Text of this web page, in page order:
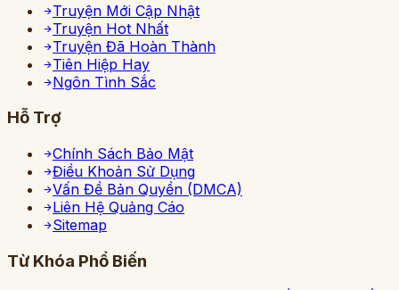
Truyện Mới Cập Nhật
Truyện Hot Nhất
Truyện Đã Hoàn Thành
Tiên Hiệp Hay
Ngôn Tình Sắc
Hỗ Trợ
Chính Sách Bảo Mật
Điều Khoản Sử Dụng
Vấn Đề Bản Quyền (DMCA)
Liên Hệ Quảng Cáo
Sitemap
Từ Khóa Phổ Biến